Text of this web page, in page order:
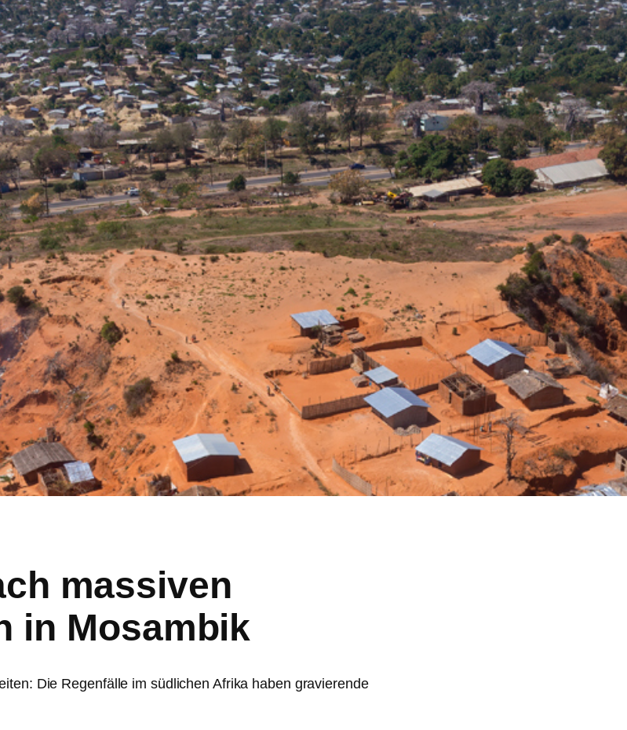
massiven
in Mosambik
Die Regenfälle im südlichen Afrika haben gravierende